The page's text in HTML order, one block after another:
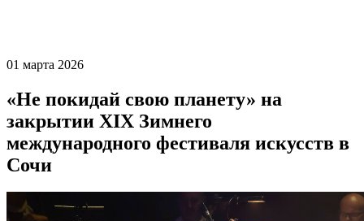
01 марта 2026
«Не покидай свою планету» на
закрытии XIX Зимнего
международного фестиваля искусств в
Сочи